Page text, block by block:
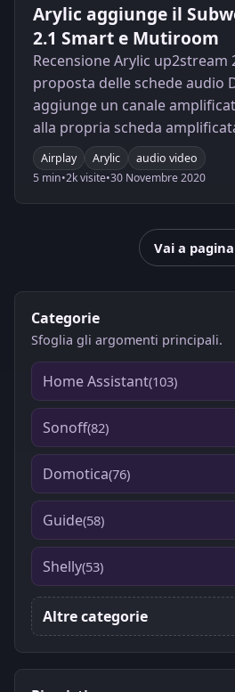
Arylic aggiunge il
2.1 Smart e Mutiroom
Recensione Arylic up2stream
proposta delle schede audio
aggiunge un canale
alla propria scheda
Airplay Arylic
audio video
5 min•2k visite•30 Novembre 2020
Vai a
Categorie
Sfoglia gli argomenti principali.
Home Assistant(103)
Sonoff(82)
Domotica(76)
Guide(58)
Shelly(53)
Altre categorie